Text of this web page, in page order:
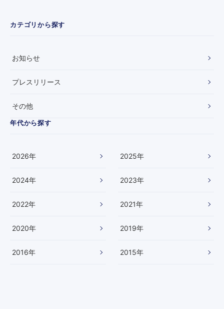
聞
社
の
ッ
チ
ン
コ
ス
ス
☆
ピ
チ
カテゴリから探す
お知らせ
プレスリリース
その他
年代から探す
2026年 2025年
2024年 2023年
2022年 2021年
2020年 2019年
2016年 2015年